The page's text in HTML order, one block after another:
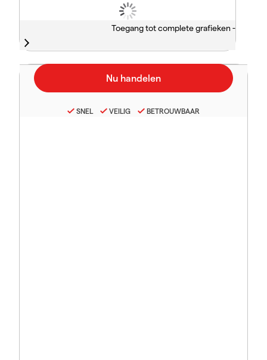
Toegang tot complete grafieken -
SNEL VEILIG BETROUWBAAR